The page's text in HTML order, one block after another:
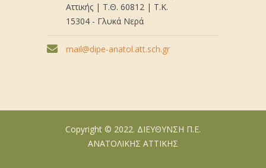
Αττικής | Τ.Θ. 60812 | Τ.Κ.
15304 - Γλυκά Νερά
mail@dipe-anatol.att.sch.gr
Copyright © 2022. ΔΙΕΥΘΥΝΣΗ Π.Ε.
ΑΝΑΤΟΛΙΚΗΣ ΑΤΤΙΚΗΣ